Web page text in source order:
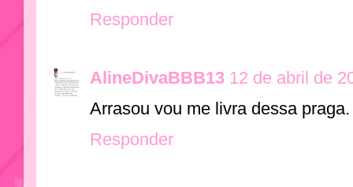
Responder
AlineDivaBBB13 12 de abril de
Arrasou vou me livra dessa praga.
Responder